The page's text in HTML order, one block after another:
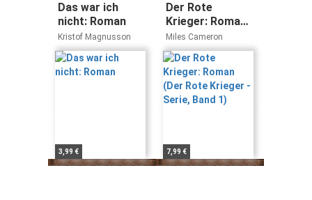
Das war ich
nicht: Roman
Kristof Magnusson
3,99 €
Der Rote
Krieger: Roman
(Der Rote
Krieger - Serie,
Band 1)
Miles Cameron
7,99 €